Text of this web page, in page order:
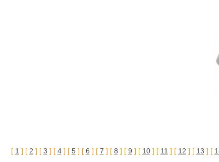
[ 1 ] [ 2 ] [ 3 ] [ 4] [ 5] [ 6 ] [ 7 ] [ 8 ] [ 9 ] [ 10] [ 11 ] [ 12 ] [ 13 ] [